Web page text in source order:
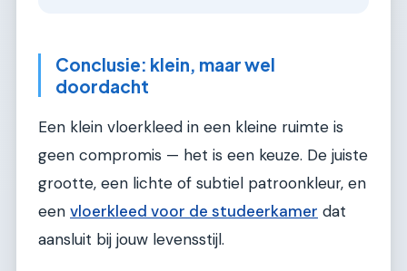
Conclusie: klein, maar wel
doordacht
Een klein vloerkleed in een kleine ruimte is
geen compromis — het is een keuze. De juiste
grootte, een lichte of subtiel patroonkleur, en
een vloerkleed voor de studeerkamer dat
aansluit bij jouw levensstijl.